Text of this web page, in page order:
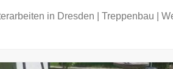
in Dresden | Treppenbau |